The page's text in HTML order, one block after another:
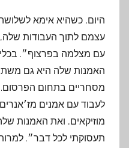
היום, כשהיא אימא
עצמם לתוך העבודות
עם מצלמה בפרצוף״.
האמנות שלה היא גם
מסחריים בתחום
לעבוד עם אמנים
מוזיקאים, ואת האמנות
תעסוקתי לכל דבר״.